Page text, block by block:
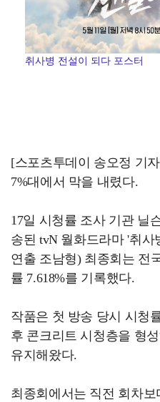
취사병 전설이 되다 포스터
[스포츠투데이 송오정 기
7%대에서 막을 내렸다.
17일 시청률 조사 기관 닐
송된 tvN 월화드라마 '취사
연출 조남형) 최종회는 전
률 7.618%를 기록했다.
작품은 첫 방송 당시 시청
후 콘크리트 시청층을 형
유지해왔다.
최종회에서는 직전 회차